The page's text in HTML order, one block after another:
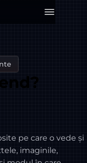
pe care o vede și
imaginile,